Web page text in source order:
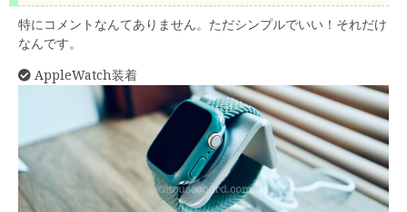
特にコメントなんてありません。ただシンプルでいい！それだけ
なんです。
AppleWatch装着